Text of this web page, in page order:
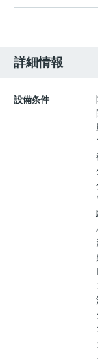
詳細情報
設備条件